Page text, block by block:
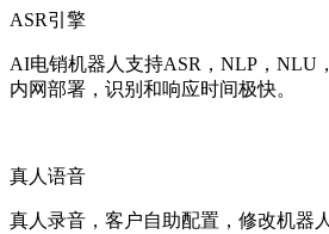
ASR引擎
AI电销机器人支持ASR，NLP，NLU
内网部署，识别和响应时间极快。
真人语音
真人录音，客户自助配置，修改机器